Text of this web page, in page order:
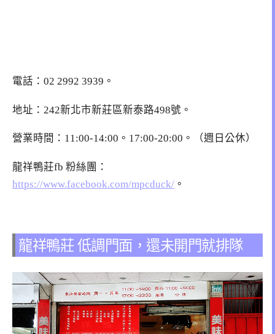
電話：02 2992 3939。
地址：242新北市新莊區新泰路498號。
營業時間：11:00-14:00。17:00-20:00。（週日公休）
龍祥鴨莊fb 粉絲團：
https://www.facebook.com/mpcduck/ 。
龍祥鴨莊 低調門面，還未開門就排隊